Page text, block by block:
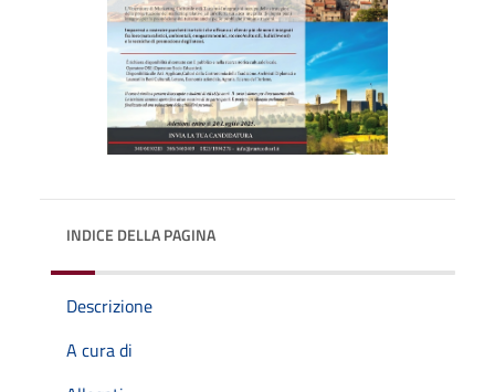
INDICE DELLA PAGINA
Descrizione
A cura di